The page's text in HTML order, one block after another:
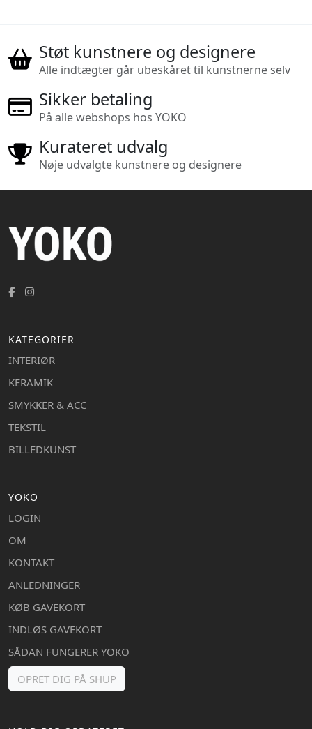
Støt kunstnere og designere
Alle indtægter går ubeskåret til kunstnerne selv
Sikker betaling
På alle webshops hos YOKO
Kurateret udvalg
Nøje udvalgte kunstnere og designere
KATEGORIER
INTERIØR
KERAMIK
SMYKKER & ACC
TEKSTIL
BILLEDKUNST
YOKO
LOGIN
OM
KONTAKT
ANLEDNINGER
KØB GAVEKORT
INDLØS GAVEKORT
SÅDAN FUNGERER YOKO
OPRET DIG PÅ SHUP